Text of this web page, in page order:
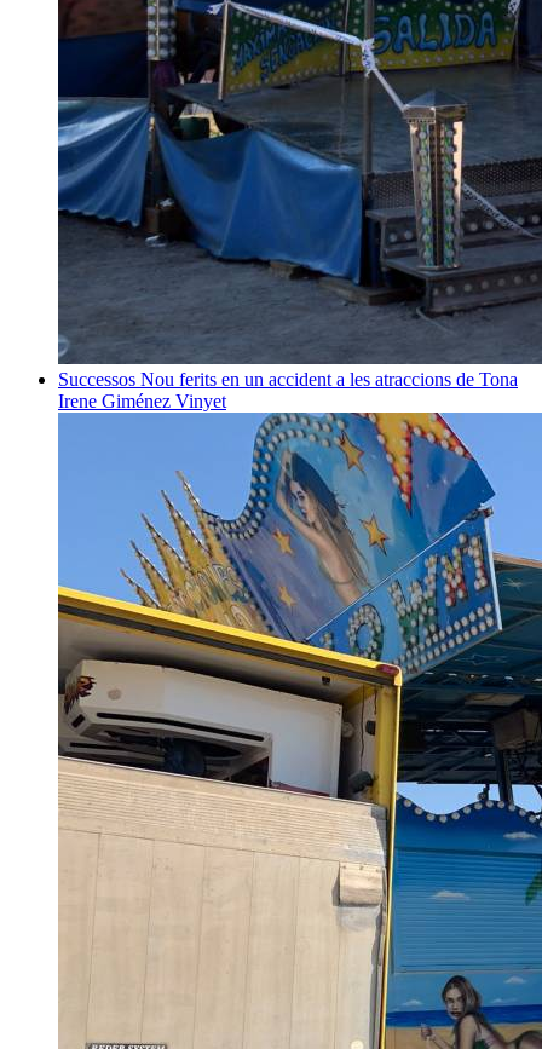
Successos Nou ferits en un accident a les atraccions de Tona
Irene Giménez Vinyet